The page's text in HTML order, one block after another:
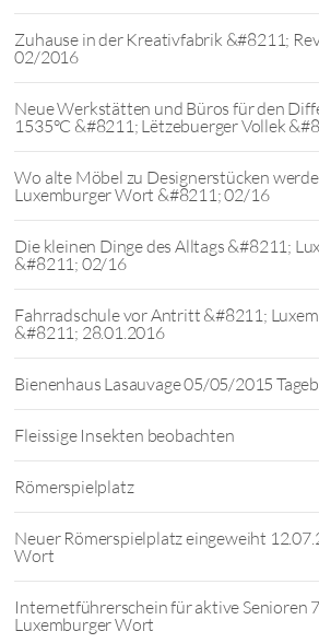
Zuhause in der Kreativfabrik &#8211;
02/2016
Neue Werkstätten und Büros für den
1535°C &#8211; Lëtzebuerger Vollek
Wo alte Möbel zu Designerstücken
Luxemburger Wort &#8211; 02/16
Die kleinen Dinge des Alltags &#8211;
&#8211; 02/16
Fahrradschule vor Antritt &#8211;
&#8211; 28.01.2016
Bienenhaus Lasauvage 05/05/2015
Fleissige Insekten beobachten
Römerspielplatz
Neuer Römerspielplatz eingeweiht
Wort
Internetführerschein für aktive Senioren
Luxemburger Wort